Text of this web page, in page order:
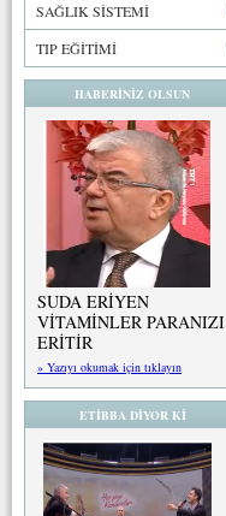
SAĞLIK SİSTEMİ
TIP EĞİTİMİ
HABERİNİZ OLSUN
SUDA ERİYEN
VİTAMİNLER PARANIZI
ERİTİR
» Yazıyı okumak için tıklayın
ETİBBA DİYOR Kİ